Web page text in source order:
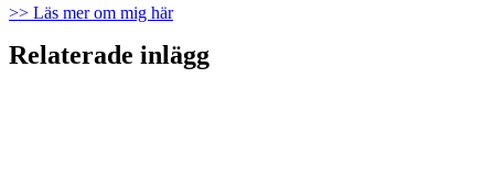
>> Läs mer om mig här
Relaterade inlägg